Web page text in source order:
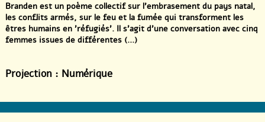
Branden est un poème collectif sur l’embrasement du pays natal,
les conflits armés, sur le feu et la fumée qui transforment les
êtres humains en ’réfugiés’. Il s’agit d’une conversation avec cinq
femmes issues de différentes (...)
Projection : Numérique